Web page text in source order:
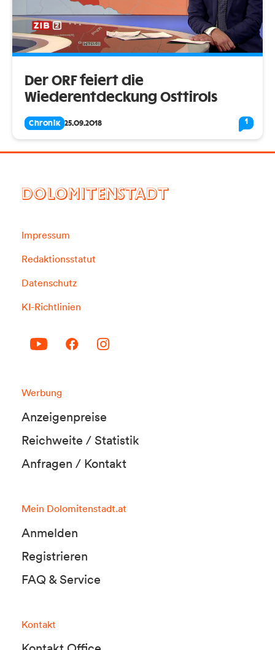
Der ORF feiert die
Wiederentdeckung Osttirols
Chronik 25.09.2018 1
DOLOMITENSTADT
Impressum
Redaktionsstatut
Datenschutz
KI-Richtlinien
Werbung
Anzeigenpreise
Reichweite / Statistik
Anfragen / Kontakt
Mein Dolomitenstadt.at
Anmelden
Registrieren
FAQ & Service
Kontakt